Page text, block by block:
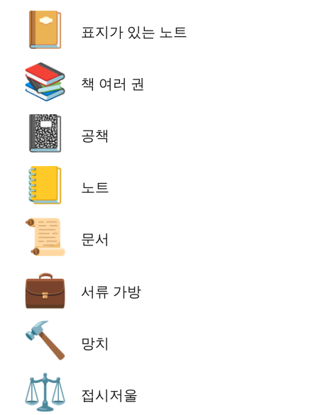
📔 표지가 있는 노트
📚 책 여러 권
📓 공책
📒 노트
📜 문서
💼 서류 가방
🔨 망치
⚖️ 접시저울